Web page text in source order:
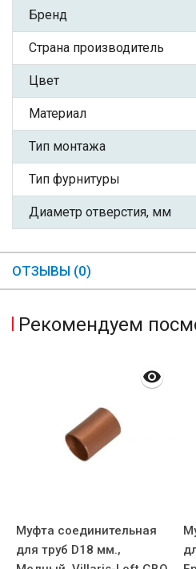
Бренд
Страна производитель
Цвет
Материал
Тип монтажа
Тип фурнитуры
Диаметр отверстия, мм
ОТЗЫВЫ (0)
Рекомендуем
Муфта соединительная
для труб D18 мм.,